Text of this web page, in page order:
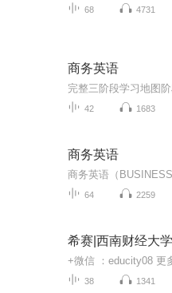
68 4731
商务英语
42 1683
商务英语
64 2259
希赛|西南财经大
38 1341